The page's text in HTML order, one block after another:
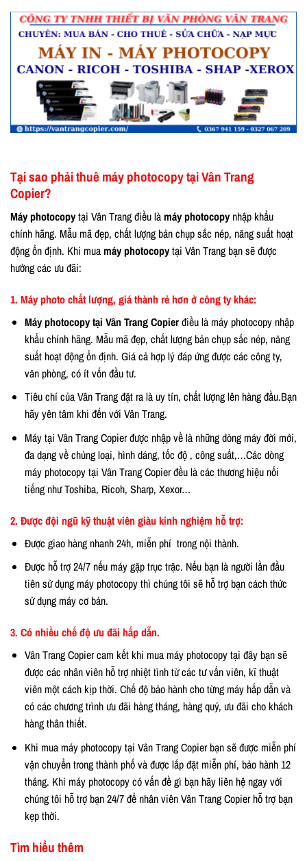
Tại sao phải thuê máy photocopy tại Vân Trang
Copier?
Máy photocopytại Vân Trang điều làmáy photocopy nhập khẩu
chính hãng. Mẫu mã đẹp, chất lượng bản chụp sắc nép, năng suất hoạt
động ổn định. Khi muamáy photocopytại Vân Trang bạn sẽ được
hưởng các ưu đãi:
1. Máy photo chất lượng, giá thành rẻ hơn ở công ty khác:
Máy photocopy tại Vân Trang Copierđiều là máy photocopy nhập
khẩu chính hãng. Mẫu mã đẹp, chất lượng bản chụp sắc nép, năng
suất hoạt động ổn định. Giá cả hợp lý đáp ứng được các công ty,
văn phòng, có ít vốn đầu tư.
Tiêu chí của Vân Trang đặt ra là uy tín, chất lượng lên hàng đầu.Bạn
hãy yên tâm khi đến với Vân Trang.
Máy tại Vân Trang Copier được nhập về là những dòng máy đời mới,
đa dạng về chủng loại, hình dáng, tốc độ , công suất,…Các dòng
máy photocopy tại Vân Trang Copier đều là các thương hiệu nổi
tiếng như Toshiba, Ricoh, Sharp, Xexor…
2. Được đội ngũ kỹ thuật viên giàu kinh nghiệm hỗ trợ:
Được giao hàng nhanh 24h, miễn phí trong nội thành.
Được hỗ trợ 24/7 nếu máy gặp trục trặc. Nếu bạn là người lần đầu
tiên sử dụng máy photocopy thì chúng tôi sẽ hỗ trợ bạn cách thức
sử dụng máy cơ bản.
3. Có nhiều chế độ ưu đãi hấp dẫn.
Vân Trang Copier cam kết khi mua máy photocopy tại đây bạn sẽ
được các nhân viên hỗ trợ nhiệt tình từ các tư vấn viên, kĩ thuật
viên một cách kịp thời. Chế độ bảo hành cho từng máy hấp dẫn và
có các chương trình ưu đãi hàng tháng, hàng quý, ưu đãi cho khách
hàng thân thiết.
Khi mua máy photocopy tại Vân Trang Copier bạn sẽ được miễn phí
vận chuyển trong thành phố và được lắp đặt miễn phí, bảo hành 12
tháng. Khi máy photocopy có vấn đề gì bạn hãy liên hệ ngay với
chúng tôi hỗ trợ bạn 24/7 để nhân viên Vân Trang Copier hỗ trợ bạn
kẹp thời.
Tìm hiểu thêm